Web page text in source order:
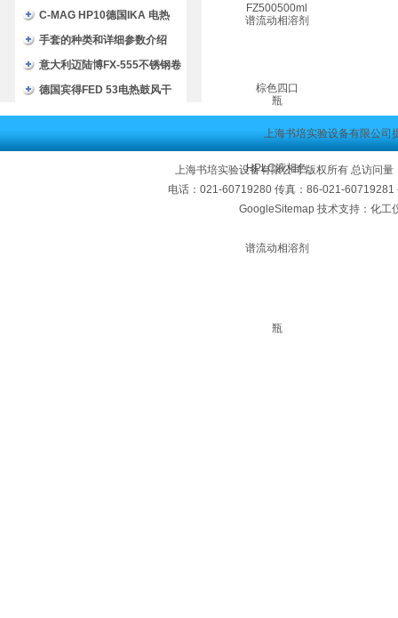
吸孔阻塞的原因
C-MAG HP10德国IKA 电热
板/HP 10加热板
手套的种类和详细参数介绍
意大利迈陆博FX-555不锈钢卷
管器/进口卷管器/弹簧卷管器
德国宾得FED 53电热鼓风干
燥箱/FED 53 binder 烘箱
上海书培实验设备有限公司
上海书培实验设备有限公司 版权所有 总访问量
电话：021-60719280 传真：86-021-
GoogleSitemap技术支持：化工